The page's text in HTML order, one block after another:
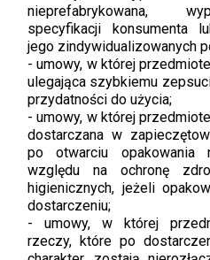
nieprefabrykowana,
specyfikacji konsumenta
jego zindywidualizowanych
- umowy, w której
ulegająca szybkiemu
przydatności do użycia;
- umowy, w której
dostarczana w
po otwarciu
względu na ochronę
higienicznych, jeżeli
dostarczeniu;
-
umowy, w której
rzeczy, które po